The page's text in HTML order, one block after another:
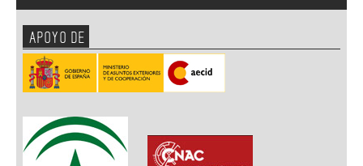
APOYO DE